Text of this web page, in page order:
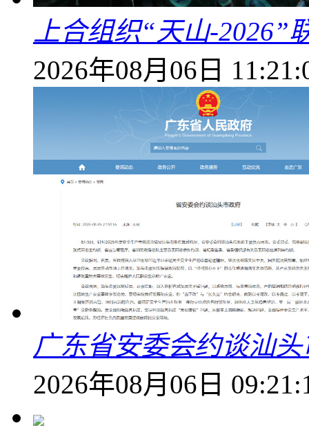
上合组织“天山-2026”
2026年08月06日
广东省安委会约谈汕
2026年08月06日